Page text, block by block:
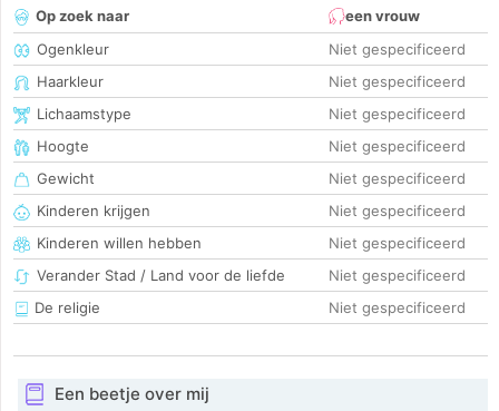
Op zoek naar
een vrouw
Ogenkleur
Niet gespecificeerd
Haarkleur
Niet gespecificeerd
Lichaamstype
Niet gespecificeerd
Hoogte
Niet gespecificeerd
Gewicht
Niet gespecificeerd
Kinderen krijgen
Niet gespecificeerd
Kinderen willen hebben
Niet gespecificeerd
Verander Stad / Land voor de liefde
Niet gespecificeerd
De religie
Niet gespecificeerd
Een beetje over mij